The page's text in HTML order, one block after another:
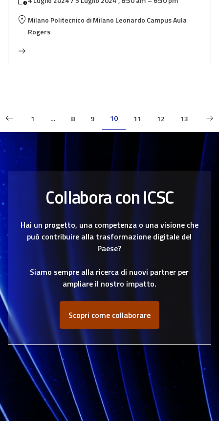
Milano Politecnico di Milano Leonardo Campus Aula
Rogers
1 … 8 9 10 11 12 13
Collabora con ICSC
Hai un progetto, una competenza o una visione che
può contribuire alla trasformazione digitale del
Paese?
Siamo sempre alla ricerca di nuovi partner per
ampliare il nostro impatto.
Scopri come collaborare